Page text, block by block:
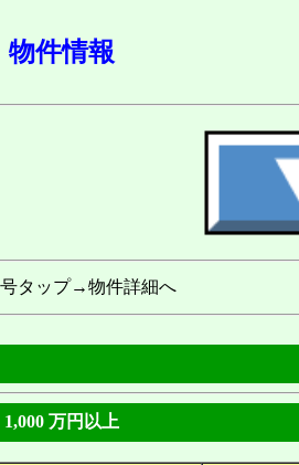
物件情報
タップ→物件詳細へ
1,000 万円以上